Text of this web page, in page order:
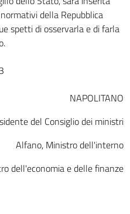
della Repubblica
spetti di osservarla e di farla
NAPOLITANO
del Consiglio dei ministri
Alfano, Ministro dell'interno
dell'economia e delle finanze